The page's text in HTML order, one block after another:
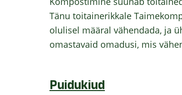
Tänu toitainerikkale
olulisel määral vähendada, ja
omastavaid omadusi, mis
Puidukiud